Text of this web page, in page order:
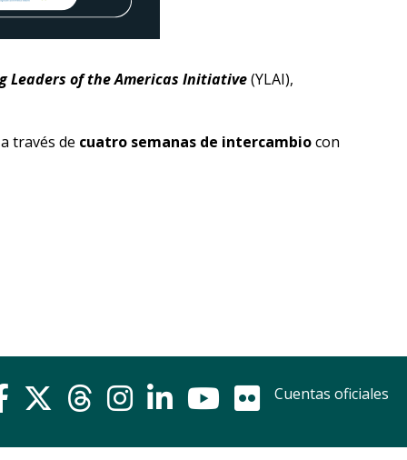
Leaders of the Americas Initiative(YLAI),
través de cuatro semanas de intercambiocon
Cuentas oficiales